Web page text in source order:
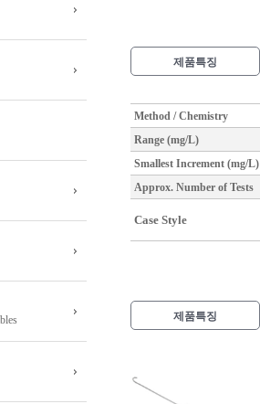
제품특징
Method / Chemistry
Range (mg/L)
Smallest Increment (mg/L)
Approx. Number of Tests
Case Style
제품특징